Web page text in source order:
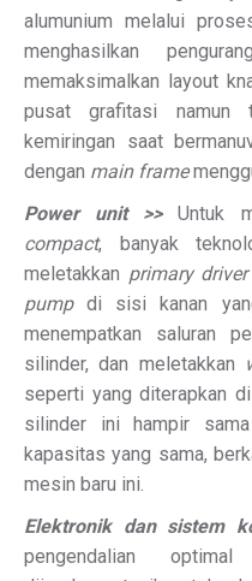
alumunium melalui
menghasilkan
memaksimalkan layout
pusat grafitasi namun
kemiringan saat
dengan main frame
Power unit >>Untuk
compact, banyak
meletakkan primary
pumpdi sisi kanan
menempatkan saluran
silinder, dan meletakkan
seperti yang diterapkan
silinder ini hampir
kapasitas yang sama,
mesin baru ini.
Elektronik dan sistem
pengendalian